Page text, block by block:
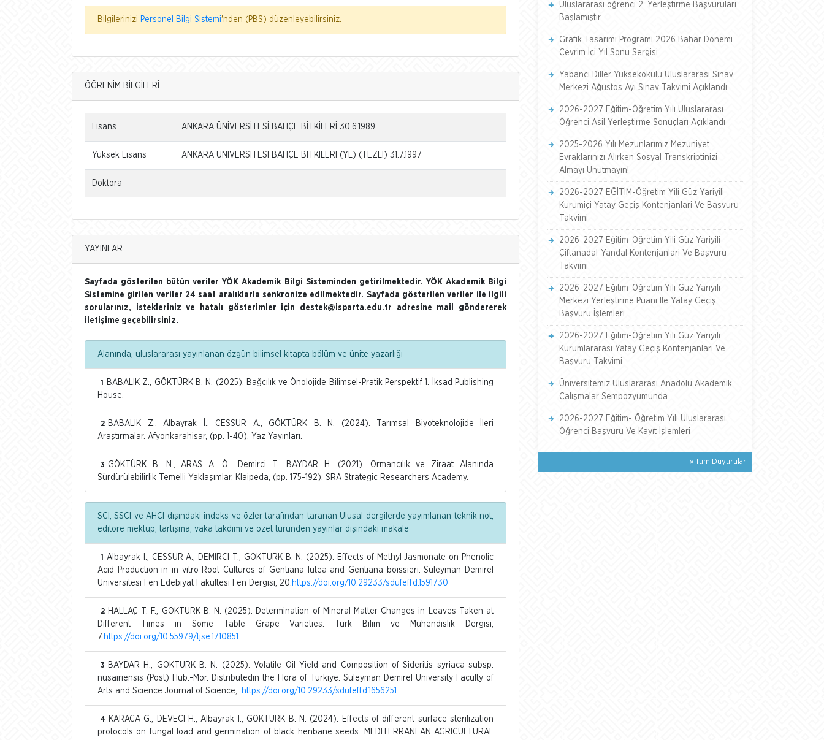
Bilgilerinizi Personel Bilgi Sistemi'nden (PBS) düzenleyebilirsiniz.
ÖĞRENİM BİLGİLERİ
Lisans ANKARA ÜNİVERSİTESİ BAHÇE BİTKİLERİ 30.6.1989
Yüksek Lisans ANKARA ÜNİVERSİTESİ BAHÇE BİTKİLERİ (YL) (TEZLİ) 31.7.1997
Doktora
YAYINLAR
Sayfada gösterilen bütün veriler YÖK Akademik Bilgi Sisteminden getirilmektedir. YÖK Akademik Bilgi
Sistemine girilen veriler 24 saat aralıklarla senkronize edilmektedir. Sayfada gösterilen veriler ile ilgili
sorularınız, istekleriniz ve hatalı gösterimler için destek@isparta.edu.tr adresine mail göndererek
iletişime geçebilirsiniz.
Alanında, uluslararası yayınlanan özgün bilimsel kitapta bölüm ve ünite yazarlığı
1
BABALIK Z., GÖKTÜRK B. N. (2025). Bağcılık ve Önolojide Bilimsel-Pratik Perspektif 1. İksad Publishing
House.
2 BABALIK Z., Albayrak İ., CESSUR A., GÖKTÜRK B. N. (2024). Tarımsal Biyoteknolojide İleri
Araştırmalar. Afyonkarahisar, (pp. 1-40). Yaz Yayınları.
3 GÖKTÜRK B. N., ARAS A. Ö., Demirci T., BAYDAR H. (2021). Ormancılık ve Ziraat Alanında
Sürdürülebilirlik Temelli Yaklaşımlar. Klaipeda, (pp. 175-192). SRA Strategic Researchers Academy.
SCI, SSCI ve AHCI dışındaki indeks ve özler tarafından taranan Ulusal dergilerde yayımlanan teknik not,
editöre mektup, tartışma, vaka takdimi ve özet türünden yayınlar dışındaki makale
1
Albayrak İ., CESSUR A., DEMİRCİ T., GÖKTÜRK B. N. (2025). Effects of Methyl Jasmonate on Phenolic
Acid Production in in vitro Root Cultures of Gentiana lutea and Gentiana boissieri. Süleyman Demirel
Üniversitesi Fen Edebiyat Fakültesi Fen Dergisi, 20. https://doi.org/10.29233/sdufeffd.1591730
2 HALLAÇ T. F., GÖKTÜRK B. N. (2025). Determination of Mineral Matter Changes in Leaves Taken at
Different Times in Some Table Grape Varieties. Türk Bilim ve Mühendislik Dergisi,
7. https://doi.org/10.55979/tjse.1710851
3
BAYDAR H., GÖKTÜRK B. N. (2025). Volatile Oil Yield and Composition of Sideritis syriaca subsp.
nusairiensis (Post) Hub.-Mor. Distributedin the Flora of Türkiye. Süleyman Demirel University Faculty of
Arts and Science Journal of Science, . https://doi.org/10.29233/sdufeffd.1656251
4
KARACA G., DEVECİ H., Albayrak İ., GÖKTÜRK B. N. (2024). Effects of different surface sterilization
protocols on fungal load and germination of black henbane seeds. MEDITERRANEAN AGRICULTURAL
Uluslararası öğrenci 2. Yerleştirme Başvuruları
Başlamıştır
Grafik Tasarımı Programı 2026 Bahar Dönemi
Çevrim İçi Yıl Sonu Sergisi
Yabancı Diller Yüksekokulu Uluslararası Sınav
Merkezi Ağustos Ayı Sınav Takvimi Açıklandı
2026-2027 Eğitim-Öğretim Yılı Uluslararası
Öğrenci Asil Yerleştirme Sonuçları Açıklandı
2025-2026 Yılı Mezunlarımız Mezuniyet
Evraklarınızı Alırken Sosyal Transkriptinizi
Almayı Unutmayın!
2026-2027 EĞİTİM-Öğretim Yili Güz Yariyili
Kurumiçi Yatay Geçiş Kontenjanlari Ve Başvuru
Takvimi
2026-2027 Eğitim-Öğretim Yili Güz Yariyili
Çiftanadal-Yandal Kontenjanlari Ve Başvuru
Takvimi
2026-2027 Eğitim-Öğretim Yili Güz Yariyili
Merkezi Yerleştirme Puani İle Yatay Geçiş
Başvuru İşlemleri
2026-2027 Eğitim-Öğretim Yili Güz Yariyili
Kurumlararasi Yatay Geçiş Kontenjanlari Ve
Başvuru Takvimi
Üniversitemiz Uluslararası Anadolu Akademik
Çalışmalar Sempozyumunda
2026-2027 Eğitim- Öğretim Yılı Uluslararası
Öğrenci Başvuru Ve Kayıt İşlemleri
» Tüm Duyurular